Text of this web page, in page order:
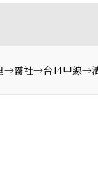
霧社→台14甲線→